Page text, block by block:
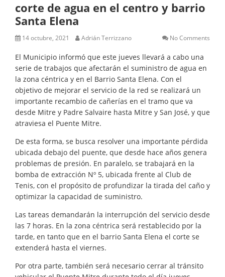
corte de agua en el centro y barrio
Santa Elena
14 octubre, 2021 Adrián Terrizzano No Comments
El Municipio informó que este jueves llevará a cabo una
serie de trabajos que afectarán el suministro de agua en
la zona céntrica y en el Barrio Santa Elena. Con el
objetivo de mejorar el servicio de la red se realizará un
importante recambio de cañerías en el tramo que va
desde Mitre y Padre Salvaire hasta Mitre y San José, y que
atraviesa el Puente Mitre.
De esta forma, se busca resolver una importante pérdida
ubicada debajo del puente, que desde hace años genera
problemas de presión. En paralelo, se trabajará en la
bomba de extracción Nº 5, ubicada frente al Club de
Tenis, con el propósito de profundizar la tirada del caño y
optimizar la capacidad de suministro.
Las tareas demandarán la interrupción del servicio desde
las 7 horas. En la zona céntrica será restablecido por la
tarde, en tanto que en el barrio Santa Elena el corte se
extenderá hasta el viernes.
Por otra parte, también será necesario cerrar al tránsito